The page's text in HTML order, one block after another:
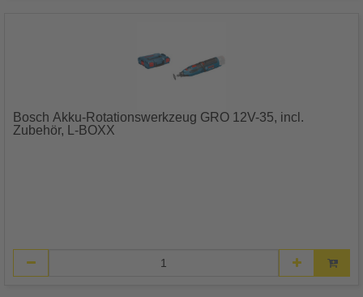
Bosch Akku-Rotationswerkzeug GRO 12V-35, incl.
Zubehör, L-BOXX